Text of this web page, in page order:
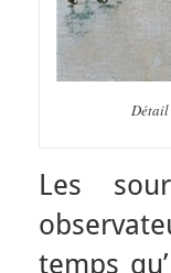
Détail
Les
temps